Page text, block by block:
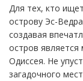
Для тех, кто
острову Эс-
создавая
остров
Одиссея. Не
загадочного